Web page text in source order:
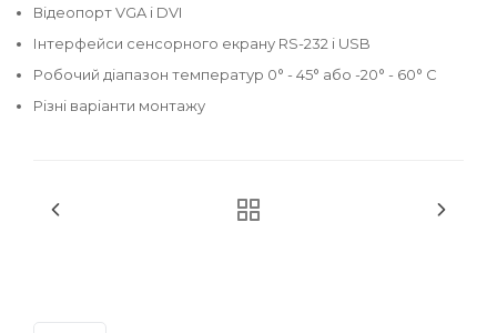
Відеопорт VGA і DVI
Інтерфейси сенсорного екрану RS-232 і USB
Робочий діапазон температур 0° - 45° або -20° - 60° C
Різні варіанти монтажу